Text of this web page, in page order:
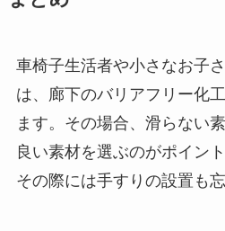
車椅子生活者や小さなお子
は、廊下のバリアフリー化
ます。その場合、滑らない
良い素材を選ぶのがポイン
その際には手すりの設置も